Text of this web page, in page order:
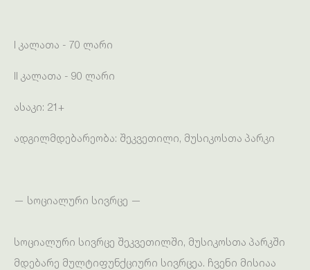
I კალათა - 70 ლარი
II კალათა - 90 ლარი
ასაკი: 21+
ადგილმდებარეობა: შეკვეთილი, მუსიკოსთა პარკი
— სოციალური სივრცე —
სოციალური სივრცე შეკვეთილში, მუსიკოსთა პარკში
მდებარე მულტიფუნქციური სივრცეა. ჩვენი მისიაა